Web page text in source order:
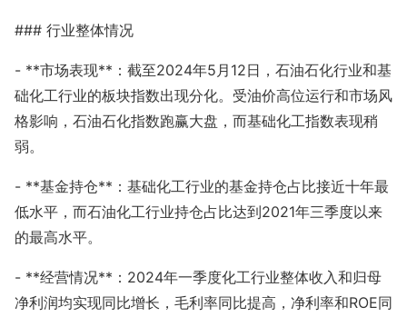
### 行业整体情况
- **市场表现**：截至2024年5月12日，石油石化行业和基
础化工行业的板块指数出现分化。受油价高位运行和市场风
格影响，石油石化指数跑赢大盘，而基础化工指数表现稍
弱。
- **基金持仓**：基础化工行业的基金持仓占比接近十年最
低水平，而石油化工行业持仓占比达到2021年三季度以来
的最高水平。
- **经营情况**：2024年一季度化工行业整体收入和归母
净利润均实现同比增长，毛利率同比提高，净利率和ROE同